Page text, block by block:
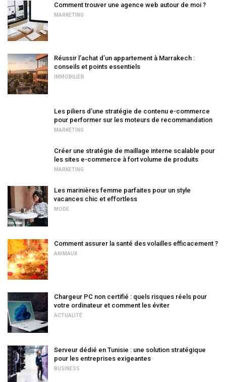
Comment trouver une agence web autour de moi ?
MARKETING
Réussir l’achat d’un appartement à Marrakech :
conseils et points essentiels
IMMOBILIER
Les piliers d’une stratégie de contenu e-commerce
pour performer sur les moteurs de recommandation
MARKETING
Créer une stratégie de maillage interne scalable pour
les sites e-commerce à fort volume de produits
MARKETING
Les marinières femme parfaites pour un style
vacances chic et effortless
MODE
Comment assurer la santé des volailles efficacement ?
ANIMAUX
Chargeur PC non certifié : quels risques réels pour
votre ordinateur et comment les éviter
ACTUALITÉ
Serveur dédié en Tunisie : une solution stratégique
pour les entreprises exigeantes
BUSINESS